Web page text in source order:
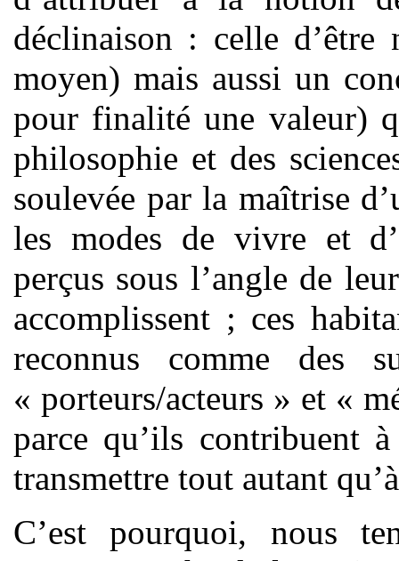
déclinaison : celle d’être
moyen) mais aussi un
pour finalité une valeur)
philosophie et des
soulevée par la maîtrise
les modes de vivre et
perçus sous l’angle de
accomplissent ; ces
reconnus comme des
« porteurs/acteurs » et «
parce qu’ils contribuent
transmettre tout autant
C’est pourquoi, nous